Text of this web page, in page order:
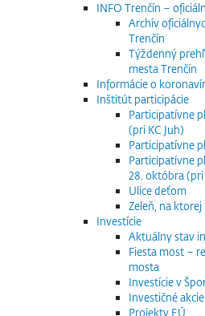
INFO Trenčín –
Archív
Trenčín
Týždenný
mesta Trenčín
Informácie o
Inštitút participácie
Participatívne
(pri KC Juh)
Participatívne
Participatívne
28. októbra
Ulice deťom
Zeleň, na ktorej
Investície
Aktuálny stav
Fiesta most –
mosta
Investície v
Investičné
Projekty EÚ